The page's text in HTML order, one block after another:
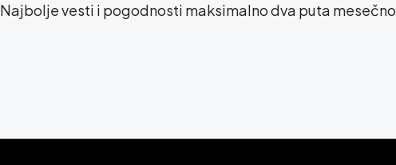
Najbolje vesti i pogodnosti maksimalno dva puta mesečno